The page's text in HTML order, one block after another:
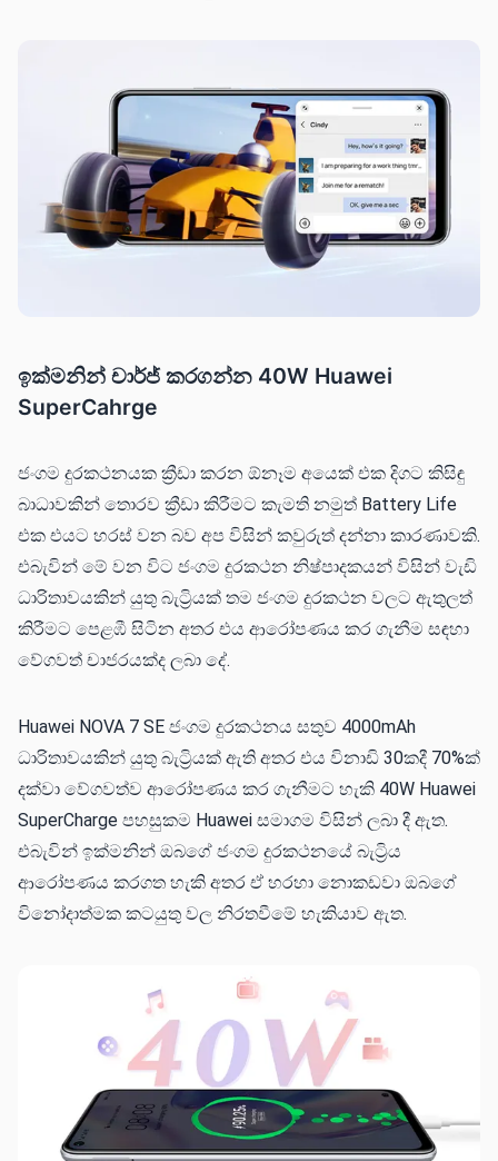
ඉක්මනින් චාර්ජ් කරගන්න 40W Huawei
SuperCahrge
ජංගම දුරකථනයක ක්‍රීඩා කරන ඕනෑම අයෙක් එක දිගට කිසිඳු
බාධාවකින් තොරව ක්‍රීඩා කිරීමට කැමති නමුත් Battery Life
එක එයට හරස් වන බව අප විසින් කවුරුත් දන්නා කාරණාවකි.
එබැවින් මේ වන විට ජංගම දුරකථන නිෂ්පාදකයන් විසින් වැඩි
ධාරිතාවයකින් යුතු බැට්‍රියක් තම ජංගම දුරකථන වලට ඇතුලත්
කිරීමට පෙළඹී සිටින අතර එය ආරෝපණය කර ගැනීම සඳහා
වේගවත් චාජරයක්ද ලබා දේ.
Huawei NOVA 7 SE ජංගම දුරකථනය සතුව 4000mAh
ධාරිතාවයකින් යුතු බැට්‍රියක් ඇති අතර එය විනාඩි 30කදී 70%ක්
දක්වා වේගවත්ව ආරෝපණය කර ගැනීමට හැකි 40W Huawei
SuperCharge පහසුකම Huawei සමාගම විසින් ලබා දී ඇත.
එබැවින් ඉක්මනින් ඔබගේ ජංගම දුරකථනයේ බැට්‍රිය
ආරෝපණය කරගත හැකි අතර ඒ හරහා නොකඩවා ඔබගේ
විනෝදාත්මක කටයුතු වල නිරතවීමේ හැකියාව ඇත.